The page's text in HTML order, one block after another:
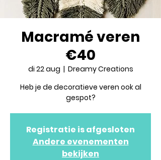
Macramé veren
€40
di 22 aug
  |
Dreamy Creations
Heb je de decoratieve veren ook al
gespot?
Registratie is afgesloten
Andere evenementen
bekijken